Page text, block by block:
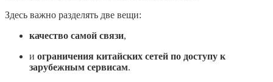
Здесь важно разделять две вещи:
качество самой связи,
и ограничения китайских сетей по доступу к
зарубежным сервисам.